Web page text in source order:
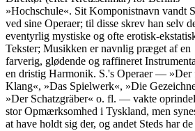
»Hochschule«. Sit Komponistnavn vandt
ved sine Operaer; til disse skrev han selv
eventyrlig mystiske og ofte erotisk-
Tekster; Musikken er navnlig præget af en
farverig, glødende og raffineret
en dristig Harmonik. S.'s Operaer — »Der
Klang«, »Das Spielwerk«, »Die
»Der Schatzgräber« o. fl. — vakte
stor Opmærksomhed i Tyskland, men
at have holdt sig der, og andet Steds har de